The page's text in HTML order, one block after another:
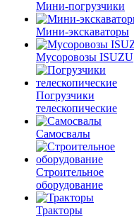
Мини-погрузчики
Мини-экскаваторы
Мусоровозы ISUZU
Погрузчики
телескопические
Самосвалы
Строительное
оборудование
Тракторы